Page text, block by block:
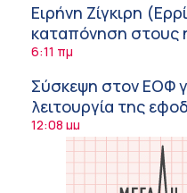
Ειρήνη Ζίγκιρη
καταπόνηση στους
εργαζόμενους
6:11 πμ
Σύσκεψη στον ΕΟΦ
λειτουργία της
φαρμάκων στη
12:08 μμ
Μιχάλης Τάτσης,
Analyst,